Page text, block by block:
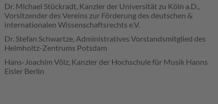
Dr. Michael Stückradt, Kanzler der Universität zu Köln a.D.,
Vorsitzender des Vereins zur Förderung des deutschen &
internationalen Wissenschaftsrechts e.V.
Dr. Stefan Schwartze, Administratives Vorstandsmitglied des
Helmholtz-Zentrums Potsdam
Hans-Joachim Völz, Kanzler der Hochschule für Musik Hanns
Eisler Berlin